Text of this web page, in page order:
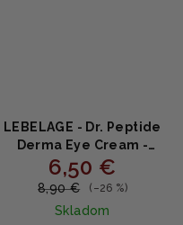
LEBELAGE - Dr. Peptide
Derma Eye Cream -
Peptidový očný krém
proti vráskam a na
spevnenie očného okolia
40ml
6,50 €
8,90 € (–26 %)
Skladom